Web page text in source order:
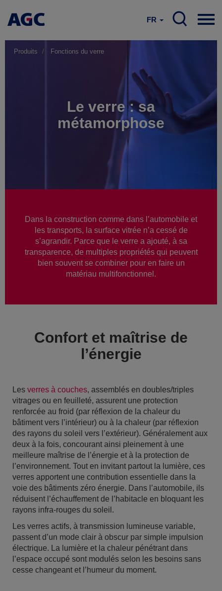
FR
Produits Fonctions du verre
Le verre : sa
métamorphose
Dans la construction comme dans l’automobile et
les transports, la surface vitrée n’a cessé de
s’agrandir. Parce que le verre a ajouté, à sa
transparence, de multiples propriétés qui peuvent
bien souvent se combiner pour en faire un
matériau multifonctionnel.
Confort et maîtrise de
l’énergie
Les verres à couches, assemblés en doubles/triples
vitrages ou en feuilleté, assurent une protection
renforcée au froid (par réflexion de la chaleur du
bâtiment vers l’intérieur) ou à la chaleur (par réflexion
des rayons du soleil vers l’extérieur). Généralement aux
deux à la fois, concourant ainsi pleinement à une
meilleure maîtrise de l’énergie et à la protection de
l’environnement. Tout en invitant partout la lumière, ces
verres apportent une contribution essentielle dans la
voie des bâtiments zéro énergie. Dans l’automobile, ils
réduisent l’échauffement de l’habitacle en bloquant les
rayons infra-rouges du soleil.
Les verres actifs, à transmission lumineuse variable,
passent d’un mode clair à obscur par simple impulsion
électrique. La lumière et la chaleur pénétrant dans
l’espace occupé sont modulés selon les besoins sans
cesse changeant et l’humeur du moment.